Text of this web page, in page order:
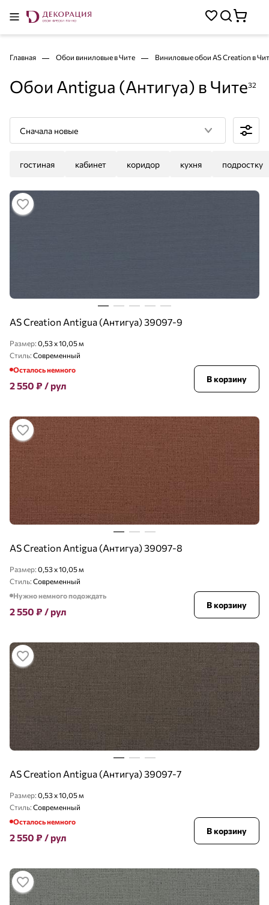
Главная Обои виниловые в Чите Виниловые обои AS Creation в
Обои Antigua (Антигуа) в Чите32
Сначала новые
гостиная кабинет коридор кухня подростку
AS Creation Antigua (Антигуа) 39097-9
Размер: 0,53 x 10,05 м
Стиль: Современный
Осталось немного
2 550 ₽ / рул
В корзину
AS Creation Antigua (Антигуа) 39097-8
Размер: 0,53 x 10,05 м
Стиль: Современный
Нужно немного подождать
2 550 ₽ / рул
В корзину
AS Creation Antigua (Антигуа) 39097-7
Размер: 0,53 x 10,05 м
Стиль: Современный
Осталось немного
2 550 ₽ / рул
В корзину